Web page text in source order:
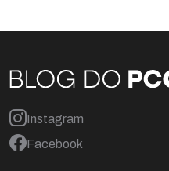
Instagram
Facebook